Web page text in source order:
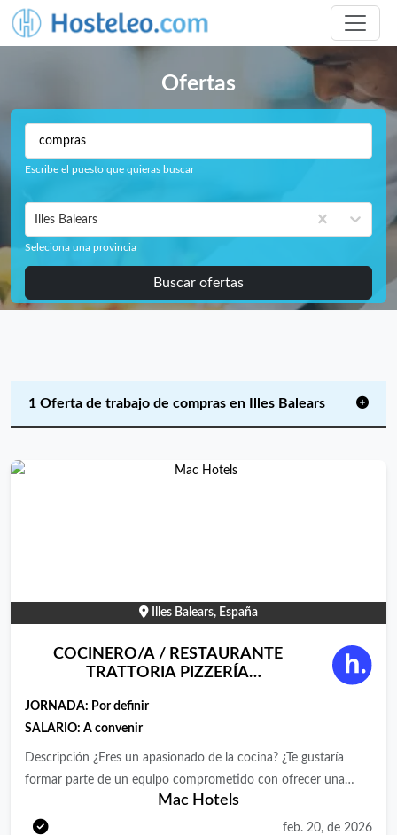
Ofertas
Escribe el puesto que quieras buscar
Illes Balears
Seleciona una provincia
Buscar ofertas
1 Oferta de trabajo de compras en Illes Balears
Illes Balears, España
COCINERO/A / RESTAURANTE
TRATTORIA PIZZERÍA
PALMA
JORNADA: Por definir
SALARIO: A convenir
Descripción ¿Eres un apasionado de la cocina? ¿Te gustaría
formar parte de un equipo comprometido con ofrecer una
experiencia única en un entorno exclusivo? En Pure Salt Luxury
Hotels estamos ampliando el equipo y buscamos un nuevo
Mac Hotels
feb. 20, de 2026